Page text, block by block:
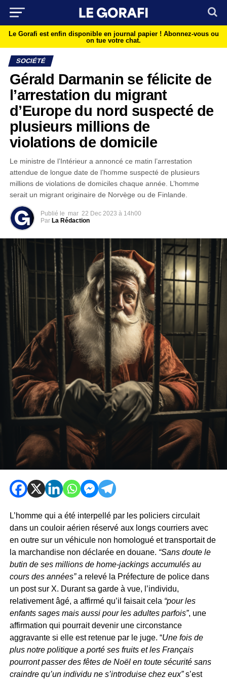
Le Gorafi est enfin disponible en journal papier ! Abonnez-vous ou
on tue votre chat.
SOCIÉTÉ
Gérald Darmanin se félicite de
l’arrestation du migrant
d’Europe du nord suspecté de
plusieurs millions de
violations de domicile
Le ministre de l’Intérieur a annoncé ce matin l’arrestation
attendue de longue date de l’homme suspecté de plusieurs
millions de violations de domiciles chaque année. L’homme
serait un migrant originaire de Norvège ou de Finlande.
Publié le mar 22 Dec 2023 à 14h00
Par La Rédaction
L’homme qui a été interpellé par les policiers circulait
dans un couloir aérien réservé aux longs courriers avec
en outre sur un véhicule non homologué et transportait de
la marchandise non déclarée en douane. “Sans doute le
butin de ses millions de home-jackings accumulés au
cours des années”a relevé la Préfecture de police dans
un post sur X. Durant sa garde à vue, l’individu,
relativement âgé, a affirmé qu’il faisait cela “pour les
enfants sages mais aussi pour les adultes parfois”, une
affirmation qui pourrait devenir une circonstance
aggravante si elle est retenue par le juge. “Une fois de
plus notre politique a porté ses fruits et les Français
pourront passer des fêtes de Noël en toute sécurité sans
craindre qu’un individu ne s’introduise chez eux”s’est